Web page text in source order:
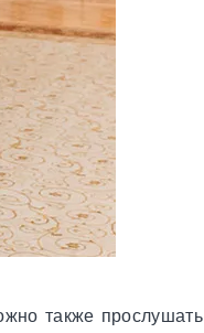
также прослушать